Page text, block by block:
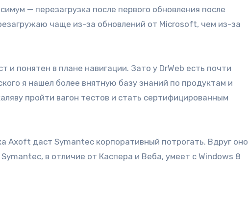
— перезагрузка после первого обновления после
чаще из-за обновлений от Microsoft, чем из-за
и понятен в плане навигации. Зато у DrWeb есть почти
я нашел более внятную базу знаний по продуктам и
пройти вагон тестов и стать сертифицированным
Axoft даст Symantec корпоративный потрогать. Вдруг оно
в отличие от Каспера и Веба, умеет с Windows 8